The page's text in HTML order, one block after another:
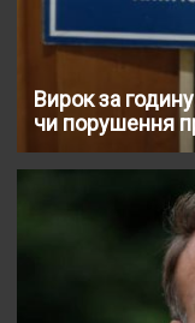
Вирок за
чи порушення